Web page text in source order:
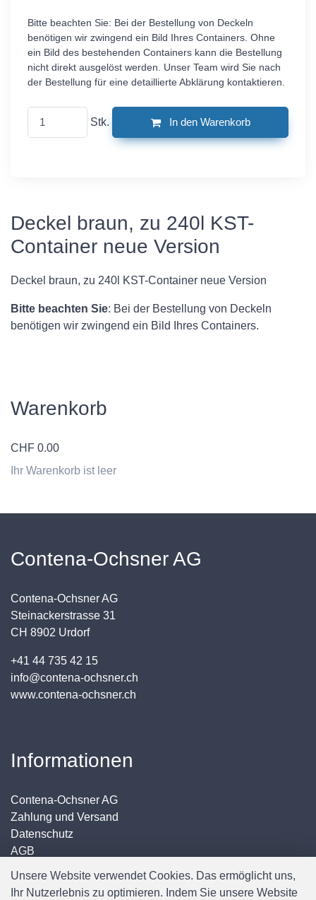
Bitte beachten Sie: Bei der Bestellung von Deckeln
benötigen wir zwingend ein Bild Ihres Containers. Ohne
ein Bild des bestehenden Containers kann die Bestellung
nicht direkt ausgelöst werden. Unser Team wird Sie nach
der Bestellung für eine detaillierte Abklärung kontaktieren.
Stk. In den Warenkorb
Deckel braun, zu 240l KST-
Container neue Version
Deckel braun, zu 240l KST-Container neue Version
Bitte beachten Sie: Bei der Bestellung von Deckeln
benötigen wir zwingend ein Bild Ihres Containers.
Warenkorb
CHF 0.00
Ihr Warenkorb ist leer
Contena-Ochsner AG
Contena-Ochsner AG
Steinackerstrasse 31
CH 8902 Urdorf
+41 44 735 42 15
info@contena-ochsner.ch
www.contena-ochsner.ch
Informationen
Contena-Ochsner AG
Zahlung und Versand
Datenschutz
AGB
Impressum
Unsere Website verwendet Cookies. Das ermöglicht uns,
Ihr Nutzerlebnis zu optimieren. Indem Sie unsere Website